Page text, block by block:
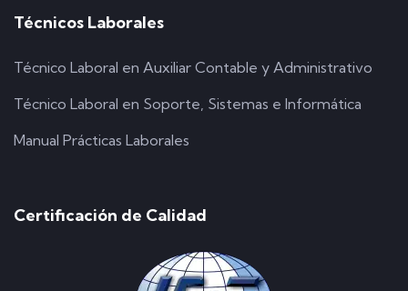
Técnicos Laborales
Técnico Laboral en Auxiliar Contable y Administrativo
Técnico Laboral en Soporte, Sistemas e Informática
Manual Prácticas Laborales
Certificación de Calidad